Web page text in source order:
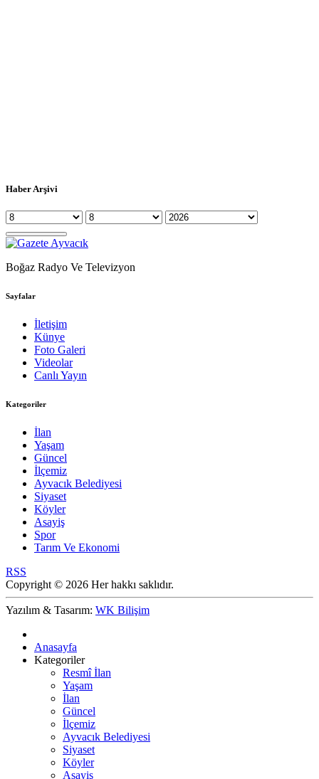
Haber Arşivi
Boğaz Radyo Ve Televizyon
Sayfalar
İletişim
Künye
Foto Galeri
Videolar
Canlı Yayın
Kategoriler
İlan
Yaşam
Güncel
İlçemiz
Ayvacık Belediyesi
Siyaset
Köyler
Asayiş
Spor
Tarım Ve Ekonomi
RSS
Copyright © 2026 Her hakkı saklıdır.
Yazılım & Tasarım: WK Bilişim
Anasayfa
Kategoriler
Resmî İlan
Yaşam
İlan
Güncel
İlçemiz
Ayvacık Belediyesi
Siyaset
Köyler
Asayiş